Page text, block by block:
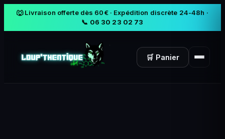
🐺 Livraison offerte dès 60€ · Expédition discrète 24-48h ·
📞 06 30 23 02 73
🛒 Panier